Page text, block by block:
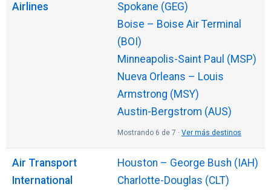
Airlines
Spokane (GEG)
Boise – Boise Air Terminal
(BOI)
Minneapolis-Saint Paul (MSP)
Nueva Orleans – Louis
Armstrong (MSY)
Austin-Bergstrom (AUS)
Mostrando 6 de 7 · Ver más destinos
Air Transport
International
Houston – George Bush (IAH)
Charlotte-Douglas (CLT)